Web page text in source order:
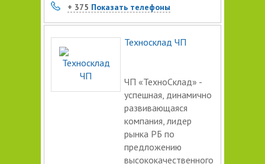
+ 375 Показать телефоны
Техносклад ЧП
ЧП «ТехноСклад» -
успешная, динамично
развивающаяся
компания, лидер
рынка РБ по
предложению
высококачественного